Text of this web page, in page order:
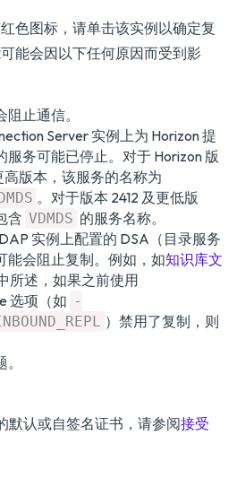
色图标，请单击该实例以确定复
能会因以下任何原因而受到影
止通信。
Server 实例上为 Horizon 提
服务可能已停止。对于 Horizon 版
版本，该服务的名称为
。对于版本 2412 及更低版
含 VDMDS 的服务名称。
实例上配置的 DSA（目录服务
能会阻止复制。例如，如知识库文
所述，如果之前使用
选项（如 -
）禁用了复制，则
默认或自签名证书，请参阅接受